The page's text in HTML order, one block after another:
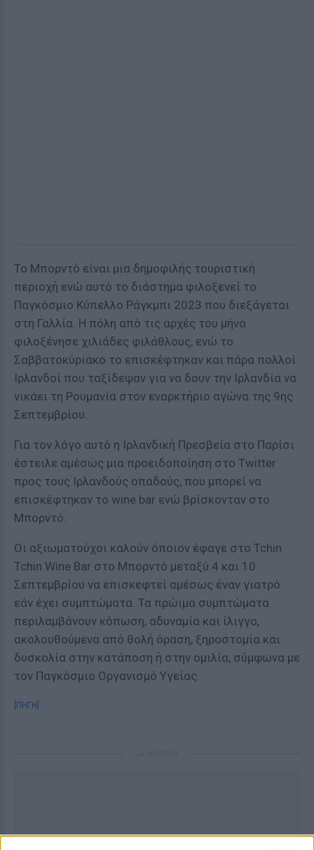
Το Μπορντό είναι μια δημοφιλής τουριστική
περιοχή ενώ αυτό το διάστημα φιλοξενεί το
Παγκόσμιο Κύπελλο Ράγκμπι 2023 που διεξάγεται
στη Γαλλία. Η πόλη από τις αρχές του μήνα
φιλοξένησε χιλιάδες φιλάθλους, ενώ το
Σαββατοκύριακο το επισκέφτηκαν και πάρα πολλοί
Ιρλανδοί που ταξίδεψαν για να δουν την Ιρλανδία να
νικάει τη Ρουμανία στον εναρκτήριο αγώνα της 9ης
Σεπτεμβρίου.
Για τον λόγο αυτό η Ιρλανδική Πρεσβεία στο Παρίσι
έστειλε αμέσως μια προειδοποίηση στο Twitter
προς τους Ιρλανδούς οπαδούς, που μπορεί να
επισκέφτηκαν το wine bar ενώ βρίσκονταν στο
Μπορντό.
Οι αξιωματούχοι καλούν όποιον έφαγε στο Tchin
Tchin Wine Bar στο Μπορντό μεταξύ 4 και 10
Σεπτεμβρίου να επισκεφτεί αμέσως έναν γιατρό
εάν έχει συμπτώματα. Τα πρώιμα συμπτώματα
περιλαμβάνουν κόπωση, αδυναμία και ίλιγγο,
ακολουθούμενα από θολή όραση, ξηροστομία και
δυσκολία στην κατάποση ή στην ομιλία, σύμφωνα με
τον Παγκόσμιο Οργανισμό Υγείας.
[ΠΗΓΗ]